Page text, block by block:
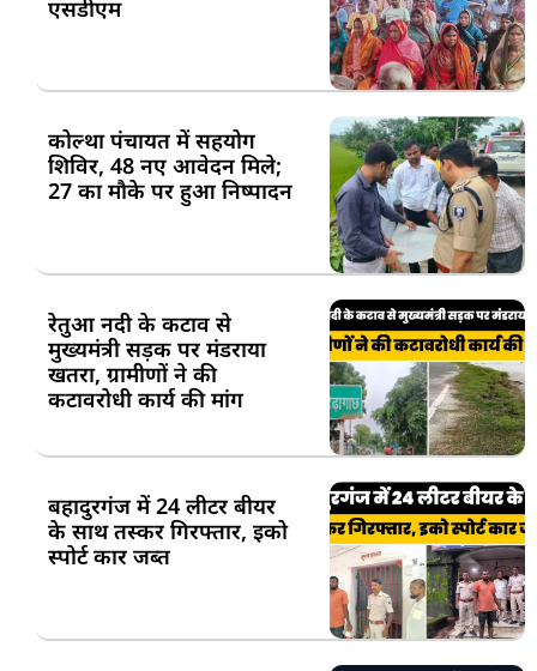
एसडीएम
कोल्था पंचायत में सहयोग
शिविर, 48 नए आवेदन मिले;
27 का मौके पर हुआ निष्पादन
रेतुआ नदी के कटाव से
मुख्यमंत्री सड़क पर मंडराया
खतरा, ग्रामीणों ने की
कटावरोधी कार्य की मांग
बहादुरगंज में 24 लीटर बीयर
के साथ तस्कर गिरफ्तार, इको
स्पोर्ट कार जब्त